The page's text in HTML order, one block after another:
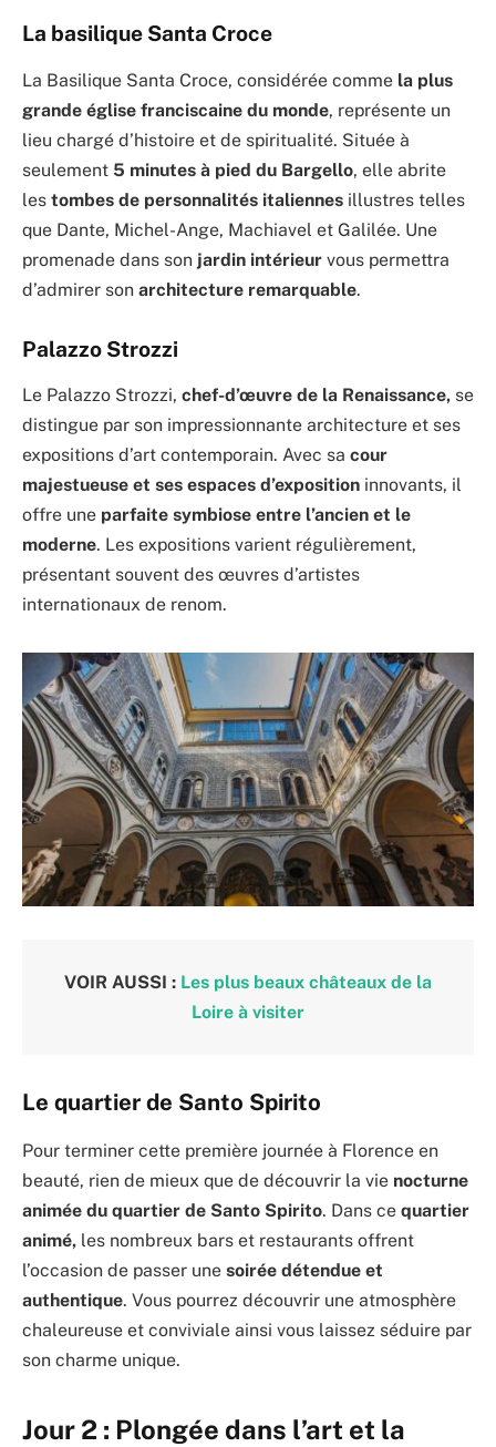
La basilique Santa Croce
La Basilique Santa Croce, considérée comme la plus
grande église franciscaine du monde, représente un
lieu chargé d’histoire et de spiritualité. Située à
seulement 5 minutes à pied du Bargello, elle abrite
les tombes de personnalités italiennes illustres telles
que Dante, Michel-Ange, Machiavel et Galilée. Une
promenade dans son jardin intérieur vous permettra
d’admirer son architecture remarquable.
Palazzo Strozzi
Le Palazzo Strozzi, chef-d’œuvre de la Renaissance, se
distingue par son impressionnante architecture et ses
expositions d’art contemporain. Avec sa cour
majestueuse et ses espaces d’exposition innovants, il
offre une parfaite symbiose entre l’ancien et le
moderne. Les expositions varient régulièrement,
présentant souvent des œuvres d’artistes
internationaux de renom.
VOIR AUSSI : Les plus beaux châteaux de la
Loire à visiter
Le quartier de Santo Spirito
Pour terminer cette première journée à Florence en
beauté, rien de mieux que de découvrir la vie nocturne
animée du quartier de Santo Spirito. Dans ce quartier
animé, les nombreux bars et restaurants offrent
l’occasion de passer une soirée détendue et
authentique. Vous pourrez découvrir une atmosphère
chaleureuse et conviviale ainsi vous laissez séduire par
son charme unique.
Jour 2 : Plongée dans l’art et la